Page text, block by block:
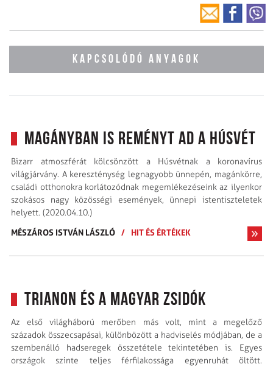
KAPCSOLÓDÓ ANYAGOK
Magányban is reményt ad a húsvét
Bizarr atmoszférát kölcsönzött a Húsvétnak a koronavírus
világjárvány. A kereszténység legnagyobb ünnepén, magánkörre,
családi otthonokra korlátozódnak megemlékezéseink az ilyenkor
szokásos nagy közösségi események, ünnepi istentiszteletek
helyett. (2020.04.10.)
MÉSZÁROS ISTVÁN LÁSZLÓ / HIT ÉS ÉRTÉKEK
Trianon és a magyar zsidók
Az első világháború merőben más volt, mint a megelőző
századok összecsapásai, különbözött a hadviselés módjában, de a
szembenálló hadseregek összetétele tekintetében is. Egyes
országok szinte teljes férfilakossága egyenruhát öltött.